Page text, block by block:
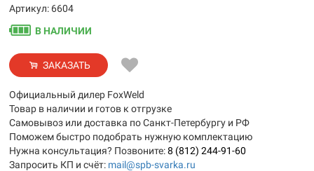
Артикул: 6604
В НАЛИЧИИ
ЗАКАЗАТЬ
Официальный дилер FoxWeld
Товар в наличии и готов к отгрузке
Самовывоз или доставка по Санкт-Петербургу и РФ
Поможем быстро подобрать нужную комплектацию
Нужна консультация? Позвоните:8 (812) 244-91-60
Запросить КП и счёт: mail@spb-svarka.ru